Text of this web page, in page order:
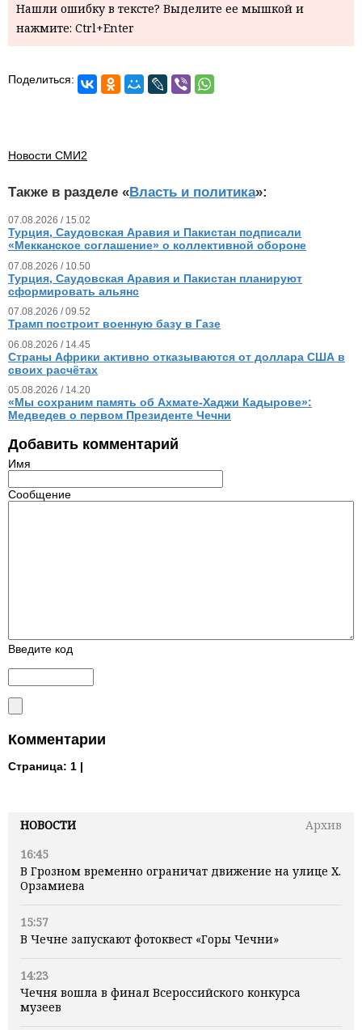
НОВОСТИ
Архив
16:45
В Грозном временно ограничат движение на улице Х.
Орзамиева
15:57
В Чечне запускают фотоквест «Горы Чечни»
14:23
Чечня вошла в финал Всероссийского конкурса
музеев
Нашли ошибку в тексте? Выделите ее мышкой и
нажмите: Ctrl+Enter
Поделиться:
Новости СМИ2
Также в разделе «Власть и политика»:
07.08.2026 / 15.02
Турция, Саудовская Аравия и Пакистан подписали
«Мекканское соглашение» о коллективной обороне
07.08.2026 / 10.50
Турция, Саудовская Аравия и Пакистан планируют
сформировать альянс
07.08.2026 / 09.52
Трамп построит военную базу в Газе
06.08.2026 / 14.45
Страны Африки активно отказываются от доллара США в
своих расчётах
05.08.2026 / 14.20
«Мы сохраним память об Ахмате-Хаджи Кадырове»:
Медведев о первом Президенте Чечни
Добавить комментарий
Имя
Сообщение
Введите код
Комментарии
Страница: 1 |